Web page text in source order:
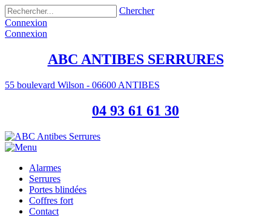
Chercher
Connexion
Connexion
ABC ANTIBES SERRURES
55 boulevard Wilson - 06600 ANTIBES
04 93 61 61 30
Alarmes
Serrures
Portes blindées
Coffres fort
Contact